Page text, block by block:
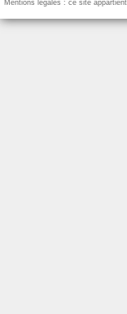
Mentions légales : ce site